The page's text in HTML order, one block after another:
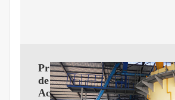
Procesadora
de
Aceites